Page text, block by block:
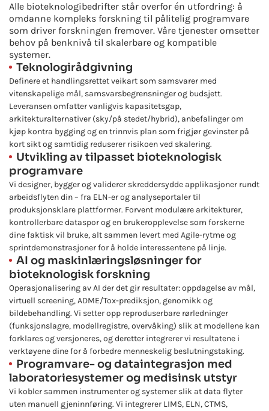
Alle bioteknologibedrifter står overfor én utfordring: å
omdanne kompleks forskning til pålitelig programvare
som driver forskningen fremover. Våre tjenester omsetter
behov på benknivå til skalerbare og kompatible
systemer.
Teknologirådgivning
Definere et handlingsrettet veikart som samsvarer med
vitenskapelige mål, samsvarsbegrensninger og budsjett.
Leveransen omfatter vanligvis kapasitetsgap,
arkitekturalternativer (sky/på stedet/hybrid), anbefalinger om
kjøp kontra bygging og en trinnvis plan som frigjør gevinster på
kort sikt og samtidig reduserer risikoen ved skalering.
Utvikling av tilpasset bioteknologisk
programvare
Vi designer, bygger og validerer skreddersydde applikasjoner rundt
arbeidsflyten din – fra ELN-er og analyseportaler til
produksjonsklare plattformer. Forvent modulære arkitekturer,
kontrollerbare dataspor og en brukeropplevelse som forskerne
dine faktisk vil bruke, alt sammen levert med Agile-rytme og
sprintdemonstrasjoner for å holde interessentene på linje.
AI og maskinlæringsløsninger for
bioteknologisk forskning
Operasjonalisering av AI der det gir resultater: oppdagelse av mål,
virtuell screening, ADME/Tox-prediksjon, genomikk og
bildebehandling. Vi setter opp reproduserbare rørledninger
(funksjonslagre, modellregistre, overvåking) slik at modellene kan
forklares og versjoneres, og deretter integrerer vi resultatene i
verktøyene dine for å forbedre menneskelig beslutningstaking.
Programvare- og dataintegrasjon med
laboratoriesystemer og medisinsk utstyr
Vi kobler sammen instrumenter og systemer slik at data flyter
uten manuell gjeninnføring. Vi integrerer LIMS, ELN, CTMS,